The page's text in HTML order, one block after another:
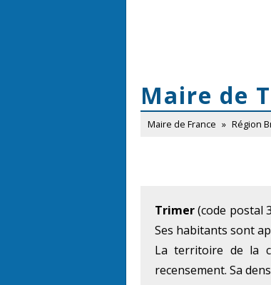
Maire de
Maire de France » Région
Trimer(code postal
Ses habitants sont
La territoire de la
recensement. Sa